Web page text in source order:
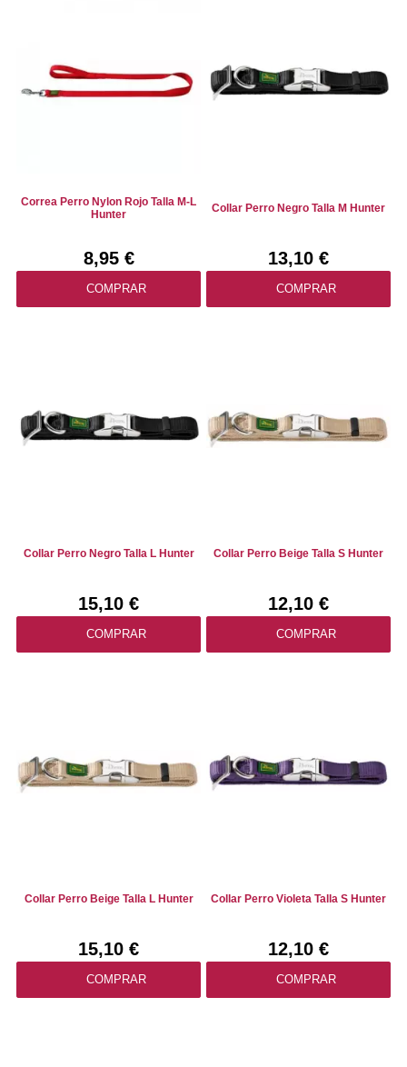
Correa Perro Nylon Rojo Talla M-L
Hunter
8,95 €
COMPRAR
Collar Perro Negro Talla M Hunter
13,10 €
COMPRAR
Collar Perro Negro Talla L Hunter
15,10 €
COMPRAR
Collar Perro Beige Talla S Hunter
12,10 €
COMPRAR
Collar Perro Beige Talla L Hunter
15,10 €
COMPRAR
Collar Perro Violeta Talla S Hunter
12,10 €
COMPRAR